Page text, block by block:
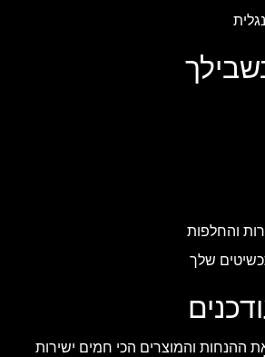
והחלפות
שלך
ההנחות והמוצרים הכי חמים ישירות